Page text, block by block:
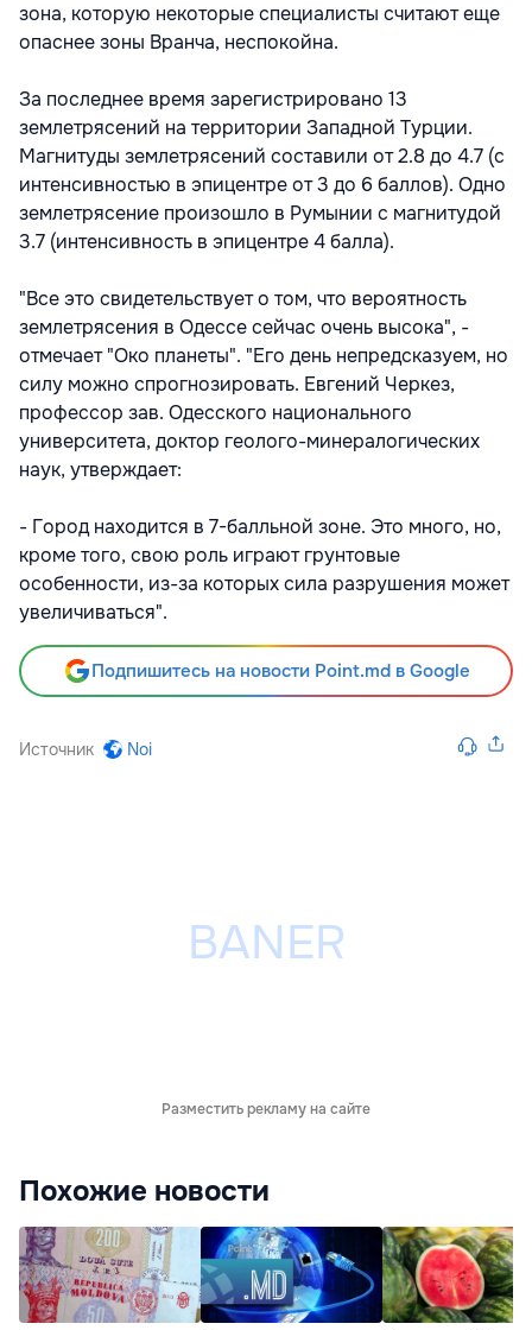
зона, которую некоторые специалисты считают еще
опаснее зоны Вранча, неспокойна.
За последнее время зарегистрировано 13
землетрясений на территории Западной Турции.
Магнитуды землетрясений составили от 2.8 до 4.7 (с
интенсивностью в эпицентре от 3 до 6 баллов). Одно
землетрясение произошло в Румынии с магнитудой
3.7 (интенсивность в эпицентре 4 балла).
"Все это свидетельствует о том, что вероятность
землетрясения в Одессе сейчас очень высока", -
отмечает "Око планеты". "Его день непредсказуем, но
силу можно спрогнозировать. Евгений Черкез,
профессор зав. Одесского национального
университета, доктор геолого-минералогических
наук, утверждает:
- Город находится в 7-балльной зоне. Это много, но,
кроме того, свою роль играют грунтовые
особенности, из-за которых сила разрушения может
увеличиваться".
Подпишитесь на новости Point.md в Google
Источник Noi
Разместить рекламу на сайте
Похожие новости